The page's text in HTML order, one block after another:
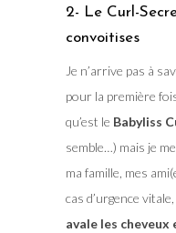
2- Le Curl-
convoitises
Je n’arrive pas à
pour la première
qu’est le Babyliss
semble…) mais je
ma famille, mes
cas d’urgence vitale,
avale les cheveux